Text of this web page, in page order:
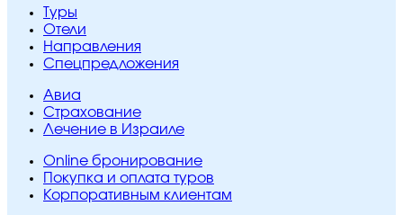
Туры
Отели
Направления
Спецпредложения
Авиа
Страхование
Лечение в Израиле
Online бронирование
Покупка и оплата туров
Корпоративным клиентам